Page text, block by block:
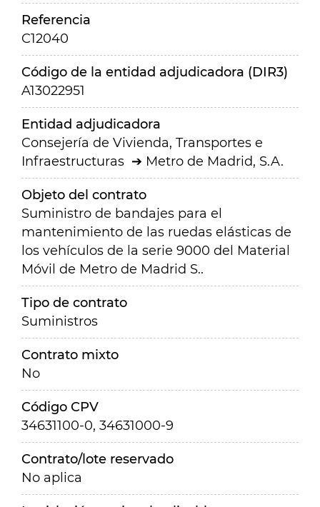
Referencia
C12040
Código de la entidad adjudicadora (DIR3)
A13022951
Entidad adjudicadora
Consejería de Vivienda, Transportes e
Infraestructuras
Metro de Madrid, S.A.
Objeto del contrato
Suministro de bandajes para el
mantenimiento de las ruedas elásticas de
los vehículos de la serie 9000 del Material
Móvil de Metro de Madrid S..
Tipo de contrato
Suministros
Contrato mixto
No
Código CPV
34631100-0, 34631000-9
Contrato/lote reservado
No aplica